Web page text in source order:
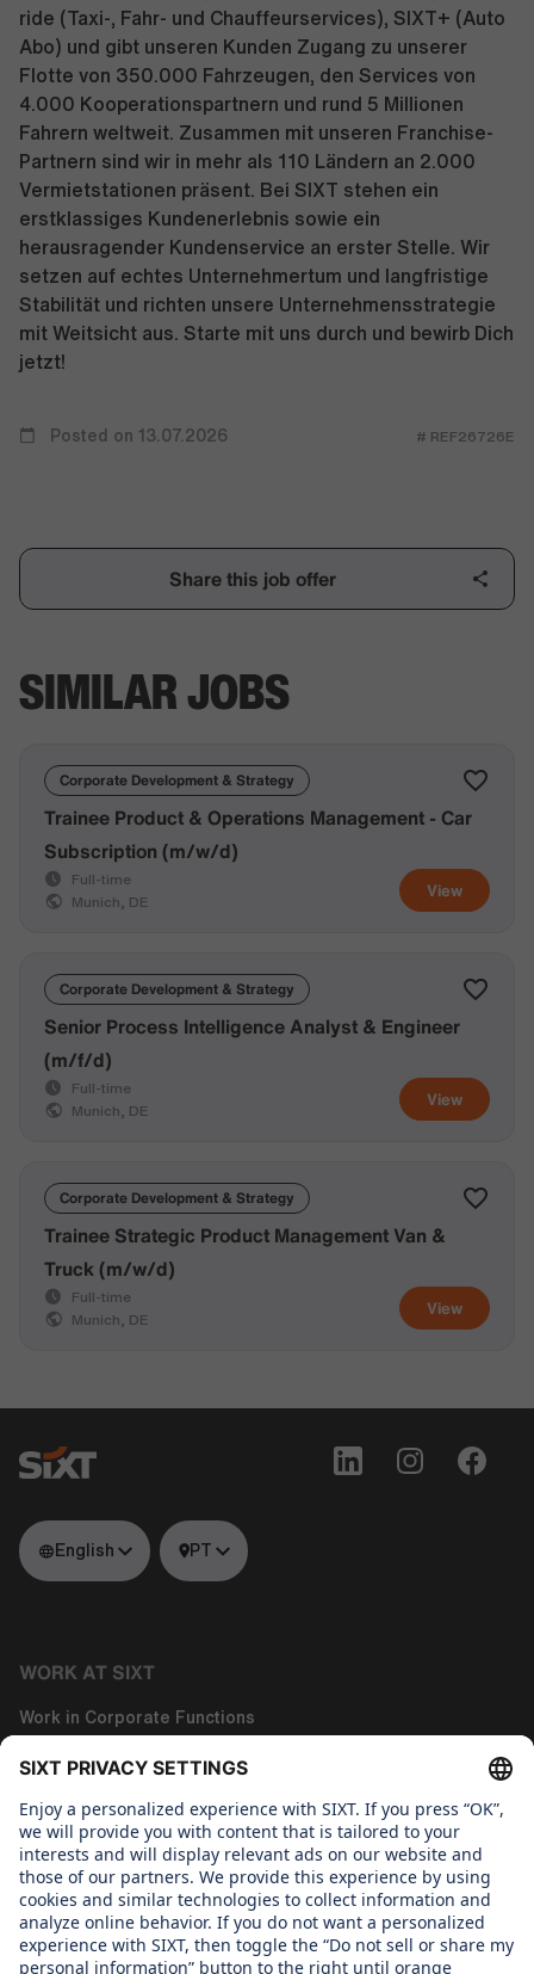
ride (Taxi-, Fahr- und Chauffeurservices), SIXT+ (Auto
Abo) und gibt unseren Kunden Zugang zu unserer
Flotte von 350.000 Fahrzeugen, den Services von
4.000 Kooperationspartnern und rund 5 Millionen
Fahrern weltweit. Zusammen mit unseren Franchise-
Partnern sind wir in mehr als 110 Ländern an 2.000
Vermietstationen präsent. Bei SIXT stehen ein
erstklassiges Kundenerlebnis sowie ein
herausragender Kundenservice an erster Stelle. Wir
setzen auf echtes Unternehmertum und langfristige
Stabilität und richten unsere Unternehmensstrategie
mit Weitsicht aus. Starte mit uns durch und bewirb Dich
jetzt!
Posted on 13.07.2026 # REF26726E
Share this job offer
SIMILAR JOBS
Corporate Development & Strategy
View
Trainee Product & Operations Management - Car
Subscription (m/w/d)
Full-time
Munich, DE
Corporate Development & Strategy
View
Senior Process Intelligence Analyst & Engineer
(m/f/d)
Full-time
Munich, DE
Corporate Development & Strategy
View
Trainee Strategic Product Management Van &
Truck (m/w/d)
Full-time
Munich, DE
English PT
WORK AT SIXT
Work in Corporate Functions
Work in Tech
About us
WHAT WE CARE ABOUT
Regine SIXT Children´s Aid Foundation